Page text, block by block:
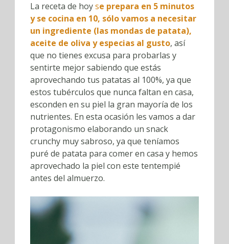
La receta de hoyse prepara en 5 minutos
y se cocina en 10, sólo vamos a necesitar
un ingrediente (las mondas de patata),
aceite de oliva y especias al gusto, así
que no tienes excusa para probarlas y
sentirte mejor sabiendo que estás
aprovechando tus patatas al 100%, ya que
estos tubérculos que nunca faltan en casa,
esconden en su piel la gran mayoría de los
nutrientes. En esta ocasión les vamos a dar
protagonismo elaborando un snack
crunchy muy sabroso, ya que teníamos
puré de patata para comer en casa y hemos
aprovechado la piel con este tentempié
antes del almuerzo.